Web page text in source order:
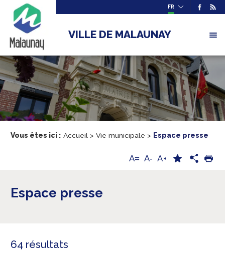
FR
VILLE DE MALAUNAY
Vous êtes ici : Accueil > Vie municipale > Espace presse
A= A- A+
Espace presse
64 résultats